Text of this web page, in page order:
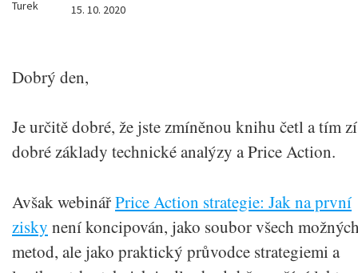
15. 10. 2020
Dobrý den,
Je určitě dobré, že jste zmíněnou knihu četl a tím
dobré základy technické analýzy a Price Action.
Avšak webinářPrice Action strategie: Jak na první
zisky není koncipován, jako soubor všech
metod, ale jako praktický průvodce strategiemi a